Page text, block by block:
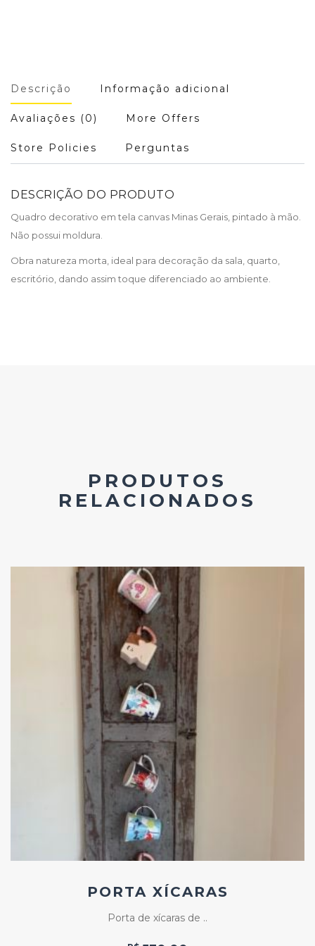
Descrição Informação adicional
Avaliações (0) More Offers
Store Policies Perguntas
DESCRIÇÃO DO PRODUTO
Quadro decorativo em tela canvas Minas Gerais, pintado à mão.
Não possui moldura.
Obra natureza morta, ideal para decoração da sala, quarto,
escritório, dando assim toque diferenciado ao ambiente.
PRODUTOS
RELACIONADOS
Add
ao
Favoritos
PORTA XÍCARAS
Porta de xícaras de ..